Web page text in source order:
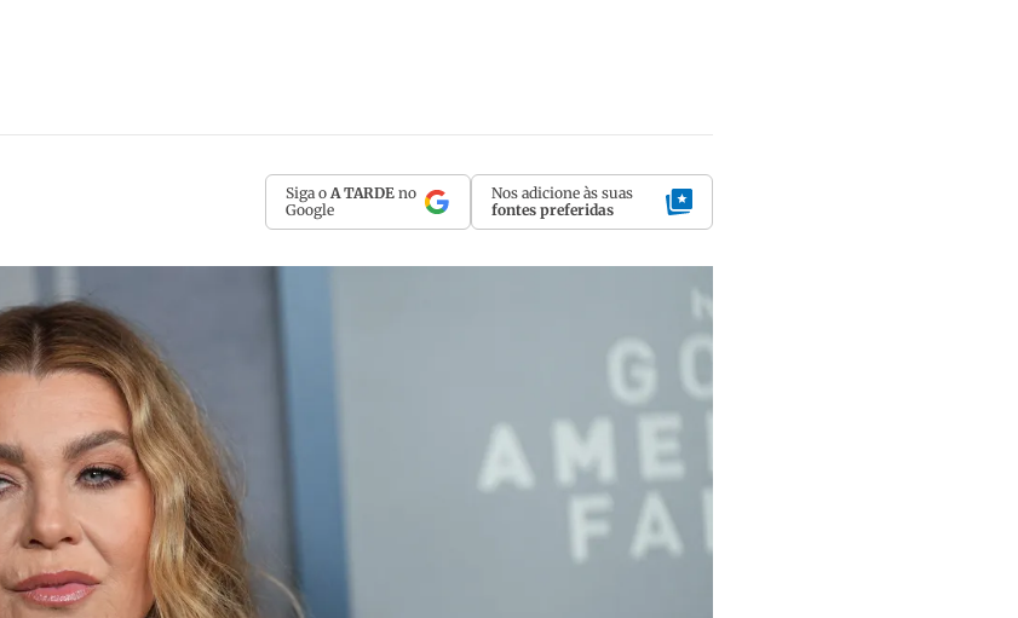
Siga o A TARDE no
Google
Nos adicione às suas
fontes preferidas